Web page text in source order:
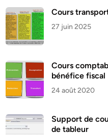
Cours
27 juin 2025
Cours
bénéfice fiscal
24 août 2020
Support de
de tableur